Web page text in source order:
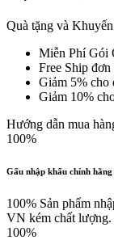
Quà tặng và
Miễn Phí Gói
Free Ship
Giảm 5% cho
Giảm 10%
Hướng dẫn mua
100%
Gấu nhập khẩu chính hãng
100% Sản phẩm
VN kém chất lượng.
100%